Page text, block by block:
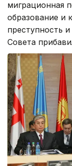
миграционная
образование и
преступность
Совета